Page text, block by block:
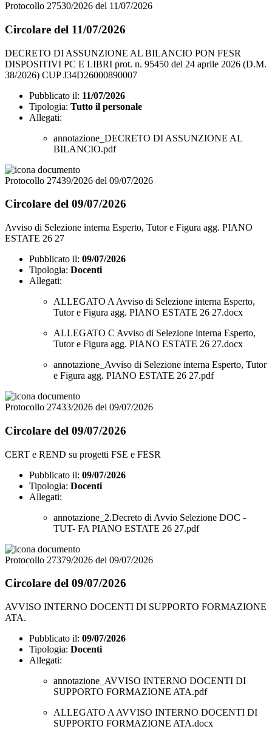
Protocollo 27530/2026 del 11/07/2026
Circolare del 11/07/2026
DECRETO DI ASSUNZIONE AL BILANCIO PON FESR
DISPOSITIVI PC E LIBRI prot. n. 95450 del 24 aprile 2026 (D.M.
38/2026) CUP J34D26000890007
Pubblicato il: 11/07/2026
Tipologia: Tutto il personale
Allegati:
annotazione_DECRETO DI ASSUNZIONE AL
BILANCIO.pdf
Protocollo 27439/2026 del 09/07/2026
Circolare del 09/07/2026
Avviso di Selezione interna Esperto, Tutor e Figura agg. PIANO
ESTATE 26 27
Pubblicato il: 09/07/2026
Tipologia: Docenti
Allegati:
ALLEGATO A Avviso di Selezione interna Esperto,
Tutor e Figura agg. PIANO ESTATE 26 27.docx
ALLEGATO C Avviso di Selezione interna Esperto,
Tutor e Figura agg. PIANO ESTATE 26 27.docx
annotazione_Avviso di Selezione interna Esperto, Tutor
e Figura agg. PIANO ESTATE 26 27.pdf
Protocollo 27433/2026 del 09/07/2026
Circolare del 09/07/2026
CERT e REND su progetti FSE e FESR
Pubblicato il: 09/07/2026
Tipologia: Docenti
Allegati:
annotazione_2.Decreto di Avvio Selezione DOC -
TUT- FA PIANO ESTATE 26 27.pdf
Protocollo 27379/2026 del 09/07/2026
Circolare del 09/07/2026
AVVISO INTERNO DOCENTI DI SUPPORTO FORMAZIONE
ATA.
Pubblicato il: 09/07/2026
Tipologia: Docenti
Allegati:
annotazione_AVVISO INTERNO DOCENTI DI
SUPPORTO FORMAZIONE ATA.pdf
ALLEGATO A AVVISO INTERNO DOCENTI DI
SUPPORTO FORMAZIONE ATA.docx